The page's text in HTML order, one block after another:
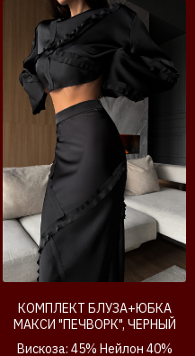
КОМПЛЕКТ БЛУЗА+ЮБКА
МАКСИ "ПЕЧВОРК", ЧЕРНЫЙ
Вискоза: 45% Нейлон 40%